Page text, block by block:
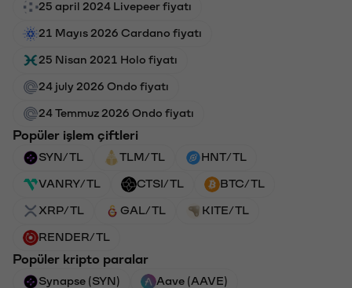
25 april 2024 Livepeer fiyatı
21 Mayıs 2026 Cardano fiyatı
25 Nisan 2021 Holo fiyatı
24 july 2026 Ondo fiyatı
24 Temmuz 2026 Ondo fiyatı
Popüler işlem çiftleri
SYN/TL TLM/TL HNT/TL
VANRY/TL CTSI/TL BTC/TL
XRP/TL GAL/TL KITE/TL
RENDER/TL
Popüler kripto paralar
Synapse (SYN) Aave (AAVE)